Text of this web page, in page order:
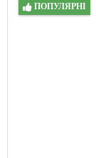
ПОПУЛЯРНІ